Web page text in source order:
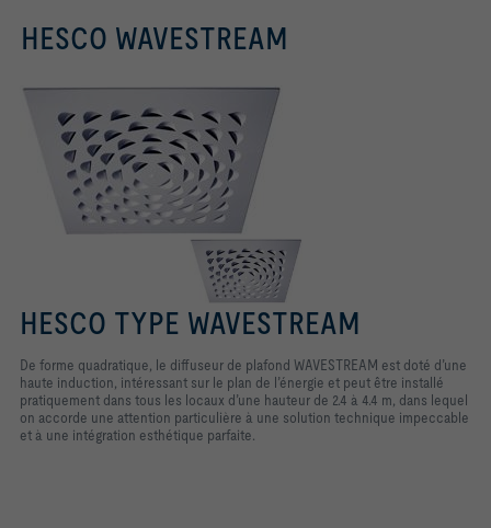
HESCO WAVESTREAM
HESCO TYPE WAVESTREAM
De forme quadratique, le diffuseur de plafond WAVESTREAM est doté d’une
haute induction, intéressant sur le plan de l’énergie et peut être installé
pratiquement dans tous les locaux d’une hauteur de 2.4 à 4.4 m, dans lequel
on accorde une attention particulière à une solution technique impeccable
et à une intégration esthétique parfaite.